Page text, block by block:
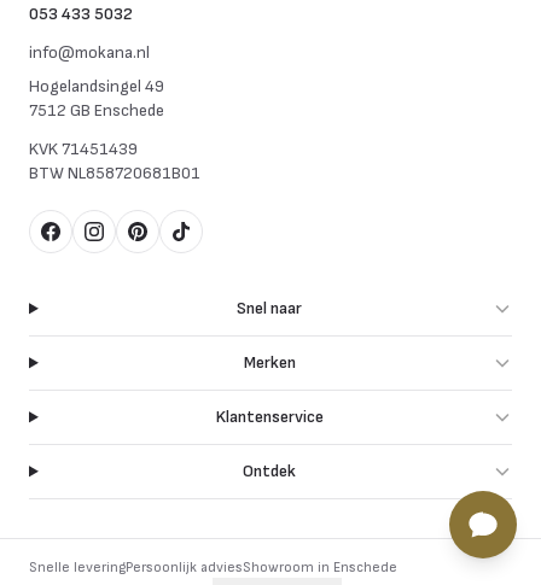
053 433 5032
info@mokana.nl
Hogelandsingel 49
7512 GB Enschede
KVK71451439
BTWNL858720681B01
FacebookInstagram
Pinterest
TikTok
Snel naar
Merken
Klantenservice
Ontdek
Snelle leveringPersoonlijk adviesShowroom in Enschede